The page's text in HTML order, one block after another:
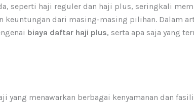
seperti haji reguler dan haji plus, seringkali
keuntungan dari masing-masing pilihan. Dalam
biaya daftar haji plus, serta apa saja yang
yang menawarkan berbagai kenyamanan dan